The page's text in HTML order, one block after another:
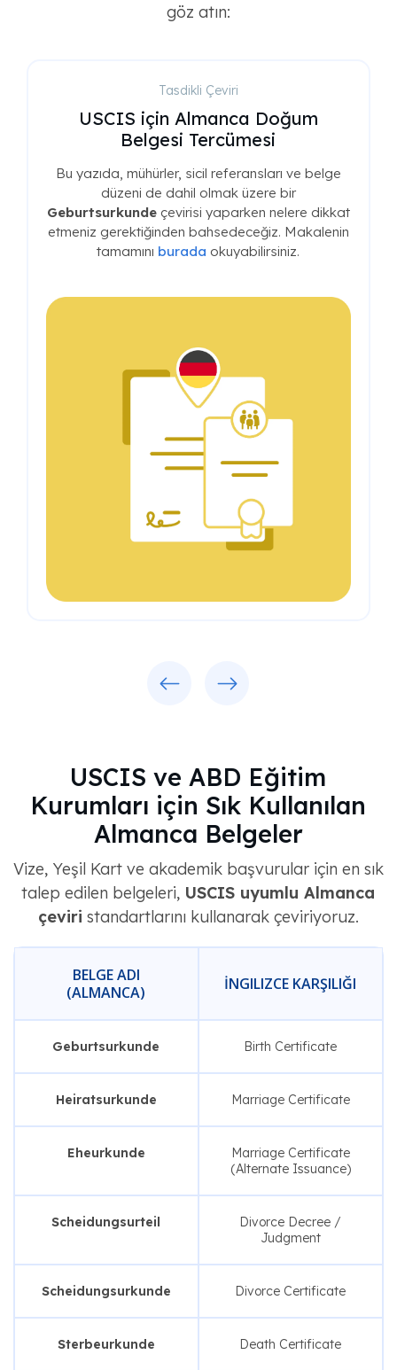
göz atın:
Tasdikli Çeviri
USCIS için Almanca Doğum
Belgesi Tercümesi
Bu yazıda, mühürler, sicil referansları ve belge
düzeni de dahil olmak üzere bir
Geburtsurkundeçevirisi yaparken nelere dikkat
etmeniz gerektiğinden bahsedeceğiz. Makalenin
tamamını burada okuyabilirsiniz.
USCIS ve ABD Eğitim
Kurumları için Sık Kullanılan
Almanca Belgeler
Vize, Yeşil Kart ve akademik başvurular için en sık
talep edilen belgeleri, USCIS uyumlu Almanca
çeviri standartlarını kullanarak çeviriyoruz.
BELGE ADI
(ALMANCA)
İNGILIZCE KARŞILIĞI
Geburtsurkunde Birth Certificate
Heiratsurkunde Marriage Certificate
Eheurkunde
Marriage Certificate
(Alternate Issuance)
Scheidungsurteil
Divorce Decree /
Judgment
Scheidungsurkunde Divorce Certificate
Sterbeurkunde Death Certificate